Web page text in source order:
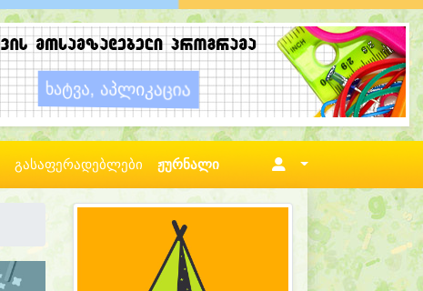
გასაფერადებლები ჟურნალი